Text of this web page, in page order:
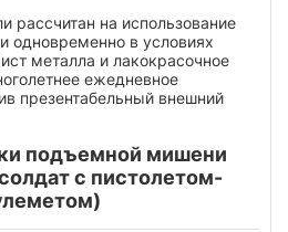
рассчитан на использование
одновременно в условиях
металла и лакокрасочное
ежедневное
презентабельный внешний
подъемной мишени
c пистолетом-